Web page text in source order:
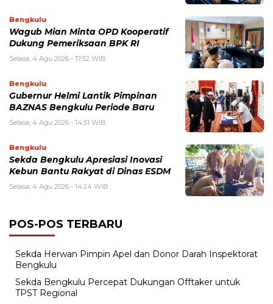
Bengkulu
Wagub Mian Minta OPD Kooperatif
Dukung Pemeriksaan BPK RI
Selasa, 4 Agu 2026 - 17:52 WIB
Bengkulu
Gubernur Helmi Lantik Pimpinan
BAZNAS Bengkulu Periode Baru
Selasa, 4 Agu 2026 - 14:51 WIB
Bengkulu
Sekda Bengkulu Apresiasi Inovasi
Kebun Bantu Rakyat di Dinas ESDM
Selasa, 4 Agu 2026 - 14:24 WIB
POS-POS TERBARU
Sekda Herwan Pimpin Apel dan Donor Darah Inspektorat
Bengkulu
Sekda Bengkulu Percepat Dukungan Offtaker untuk
TPST Regional